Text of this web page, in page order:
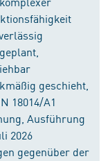
geschieht,
18014/A1
Ausführung
2026
gegenüber der